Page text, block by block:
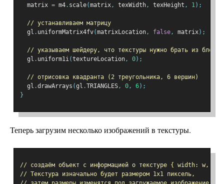
  matrix
= m4. scale(matrix, texWidth, texHeight , 1);
// устанавливаем матрицу
  gl
. uniformMatrix4fv(matrixLocation, false, matrix);
// указываем шейдеру, что текстуры нужно брать из блока
  gl
. uniform1i(textureLocation, 0);
// отрисовка квадранта (2 треугольника, 6 вершин)
  gl
.drawArrays (gl .TRIANGLES, 0, 6);
}
Теперь загрузим несколько изображений в текстуры.
// создаём объект с информацией о текстуре { width: w,
// Текстура изначально будет размером 1х1 пиксель,